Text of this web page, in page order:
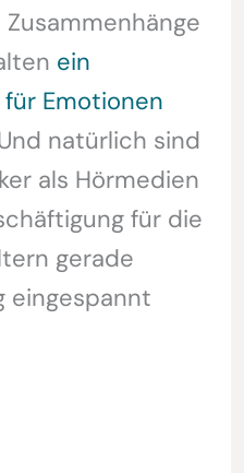
ein
Emotionen
natürlich sind
als Hörmedien
für die
gerade
eingespannt